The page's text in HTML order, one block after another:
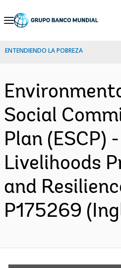
Skip
Navigation
ENTENDIENDO LA POBREZA
Social
Plan (ESCP)
Livelihoods
and
P175269